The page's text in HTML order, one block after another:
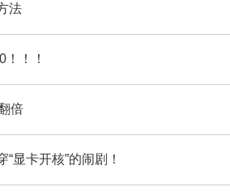
法
！！
倍
显卡开核”的闹剧！